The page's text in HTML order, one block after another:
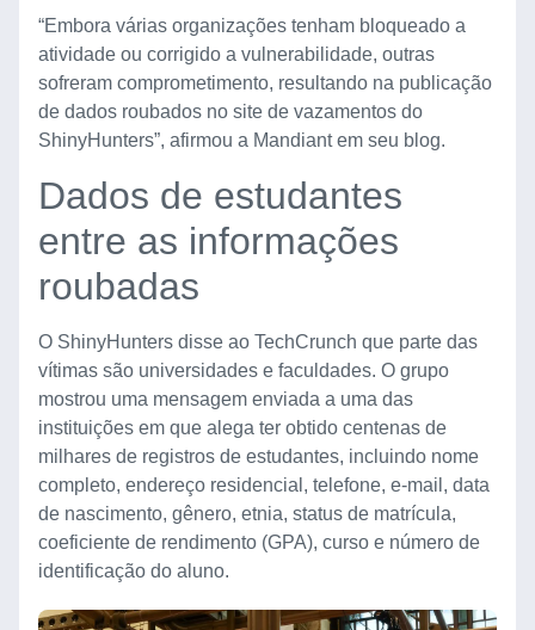
“Embora várias organizações tenham bloqueado a
atividade ou corrigido a vulnerabilidade, outras
sofreram comprometimento, resultando na publicação
de dados roubados no site de vazamentos do
ShinyHunters”, afirmou a Mandiant em seu blog.
Dados de estudantes
entre as informações
roubadas
O ShinyHunters disse ao TechCrunch que parte das
vítimas são universidades e faculdades. O grupo
mostrou uma mensagem enviada a uma das
instituições em que alega ter obtido centenas de
milhares de registros de estudantes, incluindo nome
completo, endereço residencial, telefone, e-mail, data
de nascimento, gênero, etnia, status de matrícula,
coeficiente de rendimento (GPA), curso e número de
identificação do aluno.